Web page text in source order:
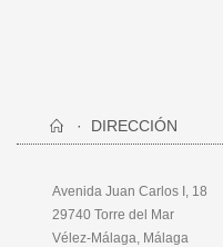
DIRECCIÓN
Avenida Juan Carlos I, 18
29740 Torre del Mar
Vélez-Málaga, Málaga